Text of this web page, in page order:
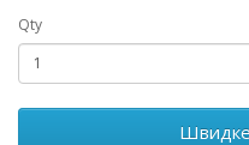
Qty